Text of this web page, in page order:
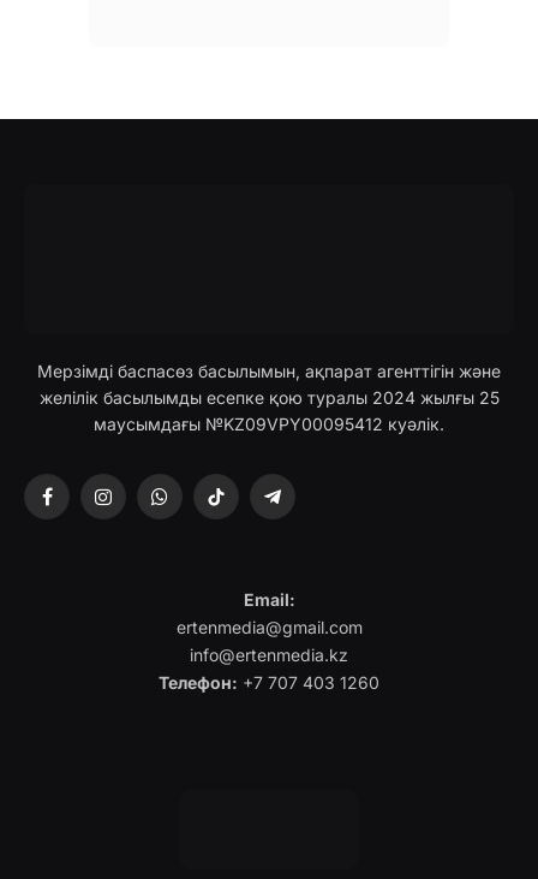
Мерзімді баспасөз басылымын, ақпарат агенттігін және
желілік басылымды есепке қою туралы 2024 жылғы 25
маусымдағы №KZ09VPY00095412 куәлік.
FacebookInstagramWhatsAppTikTok Telegram
Email:
ertenmedia@gmail.com
info@ertenmedia.kz
Телефон: +7 707 403 1260